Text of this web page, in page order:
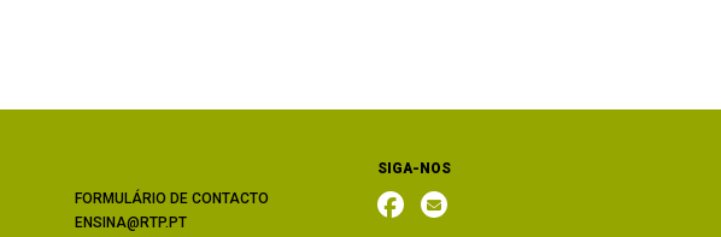
FORMULÁRIO DE CONTACTO
ENSINA@RTP.PT
SIGA-NOS